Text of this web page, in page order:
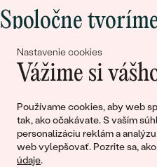
Nastavenie cookies
Vážime si
Používame cookies, aby web
tak, ako očakávate. S vaším
personalizáciu reklám a
web vylepšovať. Pozrite sa, ako
údaje.
Spoločne
lásky